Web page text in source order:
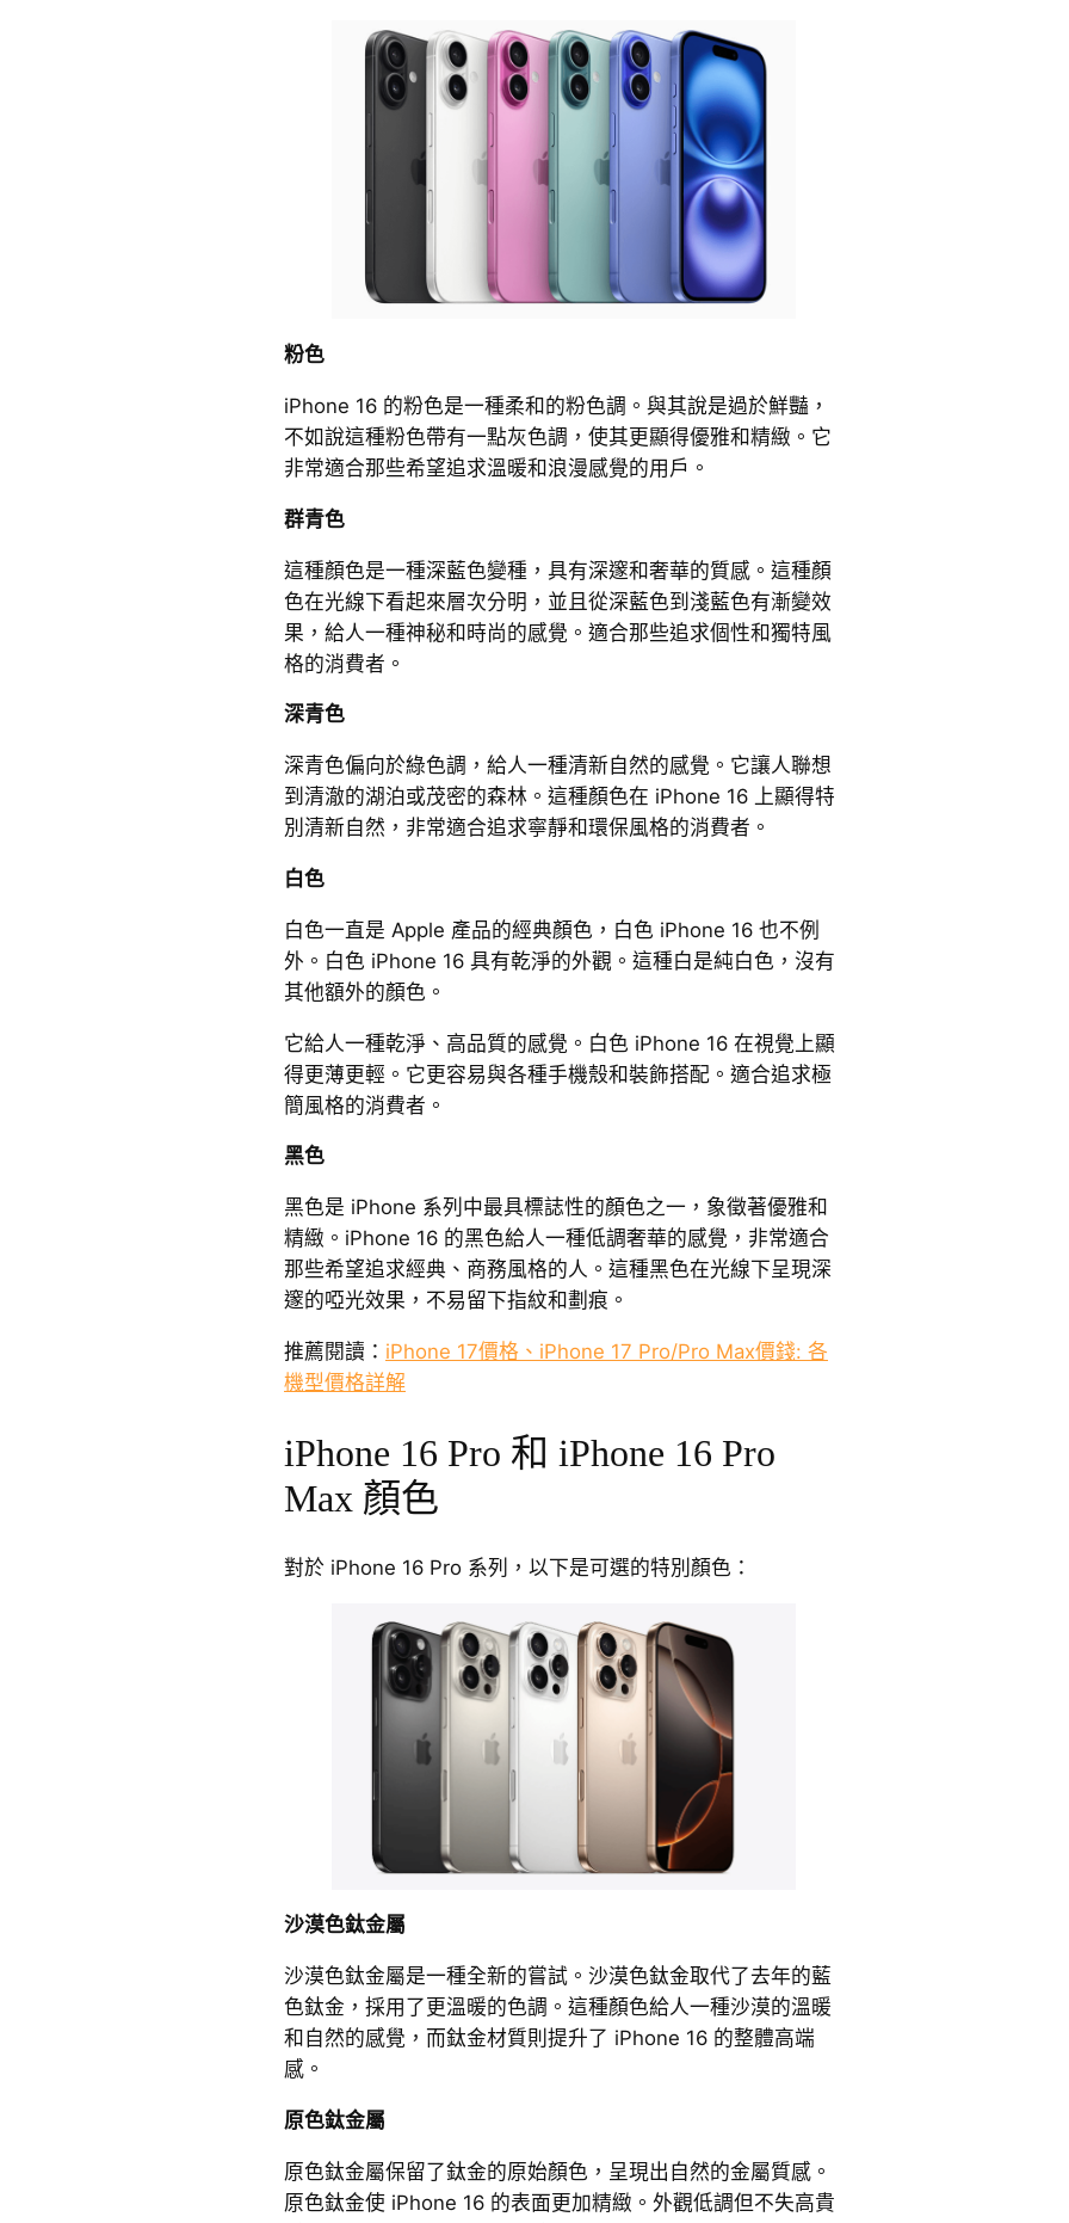
粉色
iPhone 16 的粉色是一種柔和的粉色調。與其說是過於鮮豔，
不如說這種粉色帶有一點灰色調，使其更顯得優雅和精緻。它
非常適合那些希望追求溫暖和浪漫感覺的用戶。
群青色
這種顏色是一種深藍色變種，具有深邃和奢華的質感。這種顏
色在光線下看起來層次分明，並且從深藍色到淺藍色有漸變效
果，給人一種神秘和時尚的感覺。適合那些追求個性和獨特風
格的消費者。
深青色
深青色偏向於綠色調，給人一種清新自然的感覺。它讓人聯想
到清澈的湖泊或茂密的森林。這種顏色在 iPhone 16 上顯得特
別清新自然，非常適合追求寧靜和環保風格的消費者。
白色
白色一直是 Apple 產品的經典顏色，白色 iPhone 16 也不例
外。白色 iPhone 16 具有乾淨的外觀。這種白是純白色，沒有
其他額外的顏色。
它給人一種乾淨、高品質的感覺。白色 iPhone 16 在視覺上顯
得更薄更輕。它更容易與各種手機殼和裝飾搭配。適合追求極
簡風格的消費者。
黑色
黑色是 iPhone 系列中最具標誌性的顏色之一，象徵著優雅和
精緻。iPhone 16 的黑色給人一種低調奢華的感覺，非常適合
那些希望追求經典、商務風格的人。這種黑色在光線下呈現深
邃的啞光效果，不易留下指紋和劃痕。
推薦閱讀： iPhone 17價格、iPhone 17 Pro/Pro Max價錢: 各
機型價格詳解
iPhone 16 Pro 和 iPhone 16 Pro
Max 顏色
對於 iPhone 16 Pro 系列，以下是可選的特別顏色：
沙漠色鈦金屬
沙漠色鈦金屬是一種全新的嘗試。沙漠色鈦金取代了去年的藍
色鈦金，採用了更溫暖的色調。這種顏色給人一種沙漠的溫暖
和自然的感覺，而鈦金材質則提升了 iPhone 16 的整體高端
感。
原色鈦金屬
原色鈦金屬保留了鈦金的原始顏色，呈現出自然的金屬質感。
原色鈦金使 iPhone 16 的表面更加精緻。外觀低調但不失高貴